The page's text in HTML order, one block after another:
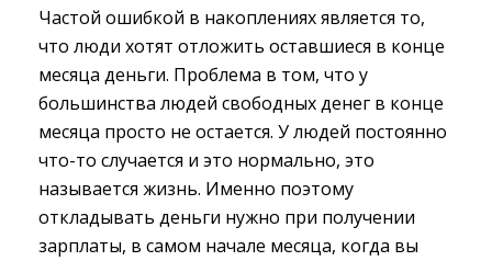
Частой ошибкой в накоплениях является то,
что люди хотят отложить оставшиеся в конце
месяца деньги. Проблема в том, что у
большинства людей свободных денег в конце
месяца просто не остается. У людей постоянно
что-то случается и это нормально, это
называется жизнь. Именно поэтому
откладывать деньги нужно при получении
зарплаты, в самом начале месяца, когда вы